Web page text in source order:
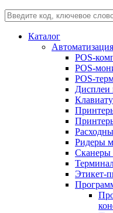
Каталог
POS-
POS-
POS-
Дисплеи
Ридеры
Сканеры
Этикет-